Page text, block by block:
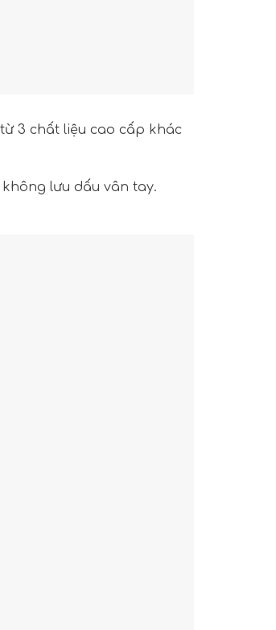
3 chất liệu cao cấp khác
lưu dấu vân tay.